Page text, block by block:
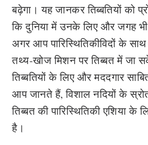
बढ़ेगा। यह जानकर तिब्बतियों को
कि दुनिया में उनके लिए और जगह
अगर आप पारिस्थितिकीविदों के साथ
तथ्य-खोज मिशन पर तिब्बत में जा
तिब्बतियों के लिए और मददगार
आप जानते हैं, विशाल नदियों के
तिब्बत की पारिस्थितिकी एशिया के
है।